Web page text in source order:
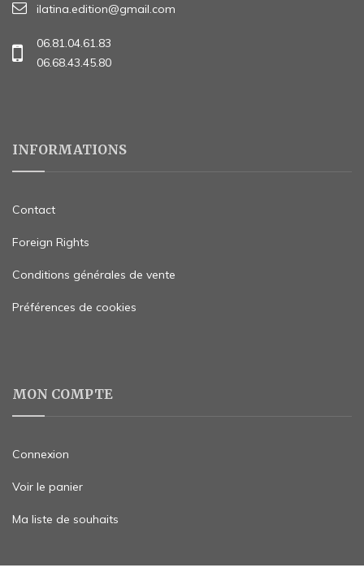
ilatina.edition@gmail.com
06.81.04.61.83
06.68.43.45.80
INFORMATIONS
Contact
Foreign Rights
Conditions générales de vente
Préférences de cookies
MON COMPTE
Connexion
Voir le panier
Ma liste de souhaits